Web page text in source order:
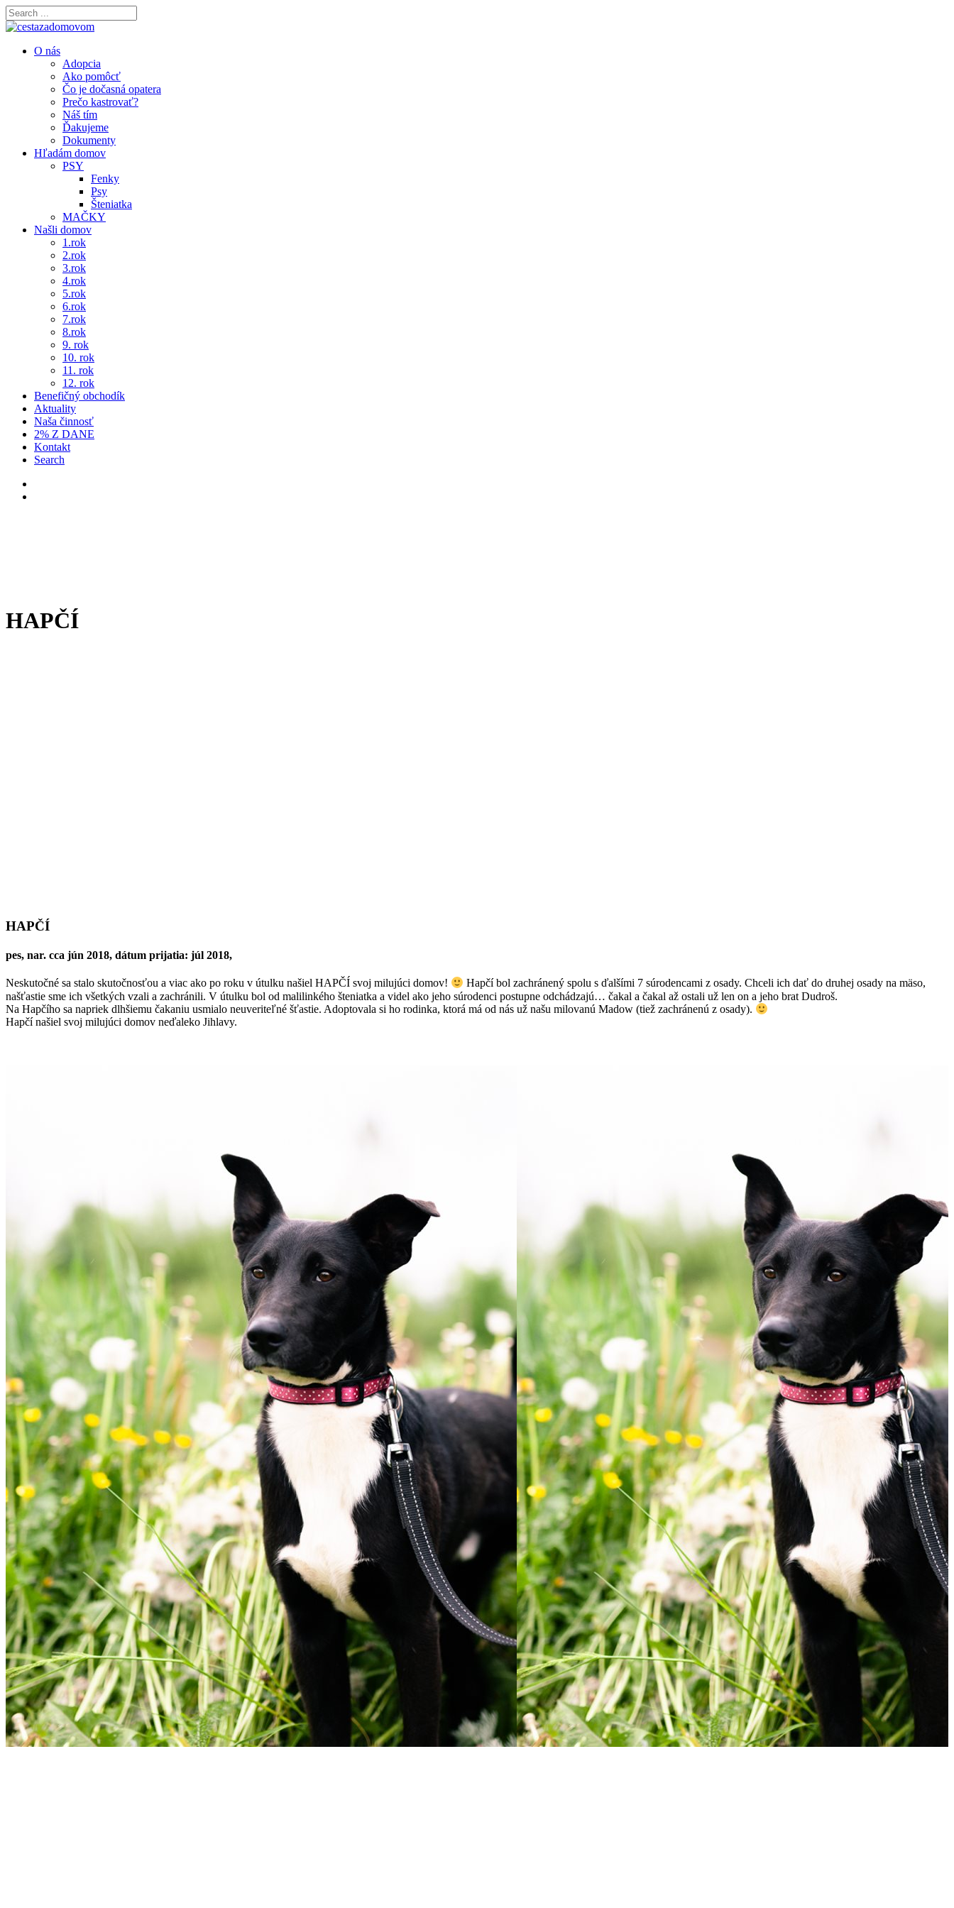
O nás
Adopcia
Ako pomôcť
Čo je dočasná opatera
Prečo kastrovať?
Náš tím
Ďakujeme
Dokumenty
Hľadám domov
PSY
Fenky
Psy
Šteniatka
MAČKY
Našli domov
1.rok
2.rok
3.rok
4.rok
5.rok
6.rok
7.rok
8.rok
9. rok
10. rok
11. rok
12. rok
Benefičný obchodík
Aktuality
Naša činnosť
2% Z DANE
Kontakt
Search
HAPČÍ
HAPČÍ
pes, nar. cca jún 2018, dátum prijatia: júl 2018,
Neskutočné sa stalo skutočnosťou a viac ako po roku v útulku našiel HAPČÍ svoj milujúci domov!
Hapčí bol zachránený spolu s ďalšími 7 súrodencami z osady. Chceli ich dať do druhej osady na mäso,
našťastie sme ich všetkých vzali a zachránili. V útulku bol od malilinkého šteniatka a videl ako jeho súrodenci postupne odchádzajú… čakal a čakal až ostali už len on a jeho brat Dudroš.
Na Hapčího sa napriek dlhšiemu čakaniu usmialo neuveriteľné šťastie. Adoptovala si ho rodinka, ktorá má od nás už našu milovanú Madow (tiež zachránenú z osady).
Hapčí našiel svoj milujúci domov neďaleko Jihlavy.